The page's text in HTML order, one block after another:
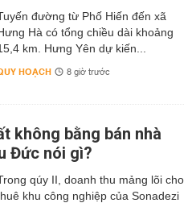
đường từ Phố Hiến đến xã
Hà có tổng chiều dài khoảng
km. Hưng Yên dự kiến...
HOẠCH 8 giờ trước
không bằng bán nhà
Đức nói gì?
qúy II, doanh thu mảng lõi cho
khu công nghiệp của Sonadezi